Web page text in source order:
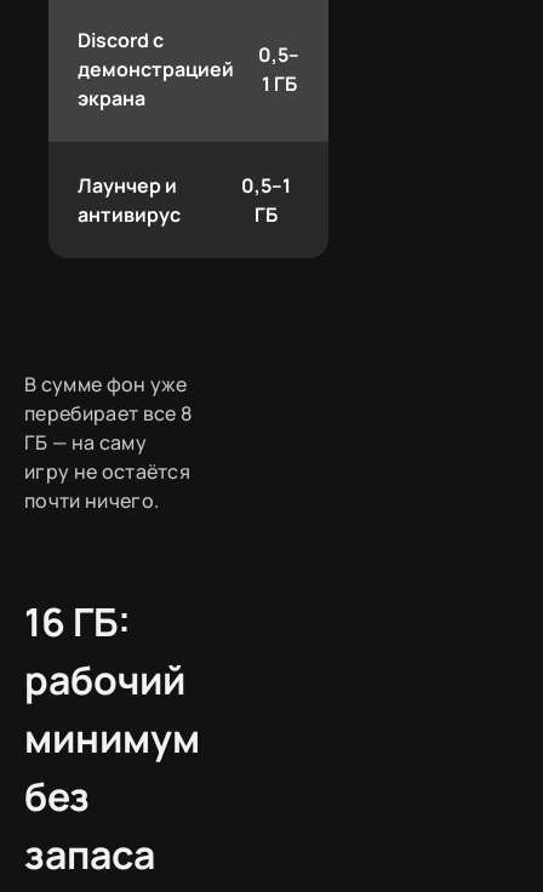
Discord с
демонстрацией
экрана
0,5–
1 ГБ
Лаунчер и
антивирус
0,5–1
ГБ
В сумме фон уже
перебирает все 8
ГБ — на саму
игру не остаётся
почти ничего.
16 ГБ:
рабочий
минимум
без
запаса